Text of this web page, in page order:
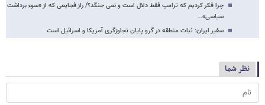
چرا فکر کردیم که ترامپ فقط دلال است و نمی جنگد؟/ راز فجایعی که از «سوء برداشت
سیاسی»…
سفیر ایران: ثبات منطقه در گرو پایان تجاوزگری آمریکا و اسرائیل است
نظر شما